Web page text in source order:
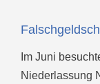
Im Juni
Niederlassung